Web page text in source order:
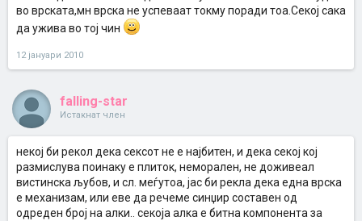
во врската,мн врска не успеваат токму поради тоа.Секој сака
да ужива во тој чин
12 јануари 2010
falling-star
Истакнат член
некој би рекол дека сексот не е најбитен, и дека секој кој
размислува поинаку е плиток, неморален, не доживеал
вистинска љубов, и сл. меѓутоа, јас би рекла дека една врска
е механизам, или еве да речеме синџир составен од
одреден број на алки.. секоја алка е битна компонента за